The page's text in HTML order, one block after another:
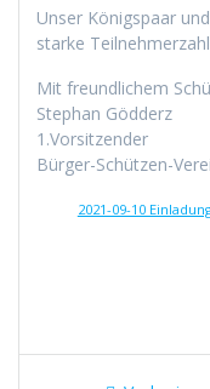
Unser Königspaar
starke
Mit freundlichem
Stephan Gödderz
1.Vorsitzender
Bürger-Schützen-
2021-09-10